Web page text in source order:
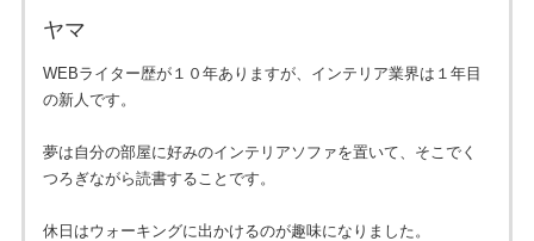
ヤマ
WEBライター歴が１０年ありますが、インテリア業界は１年目
の新人です。
夢は自分の部屋に好みのインテリアソファを置いて、そこでく
つろぎながら読書することです。
休日はウォーキングに出かけるのが趣味になりました。